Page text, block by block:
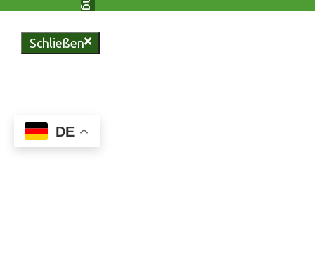
DE
Schließen
erleben Sie unvergessliche
Momente in unserem